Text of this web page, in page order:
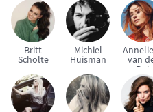
Britt
Scholte
Michiel
Huisman van
Pol